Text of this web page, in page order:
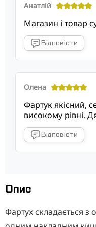
Анатлій
Магазин і товар
Відповісти
Олена
Фартук якісний,
високому рівні.
Відповісти
Опис
Фартух складається з